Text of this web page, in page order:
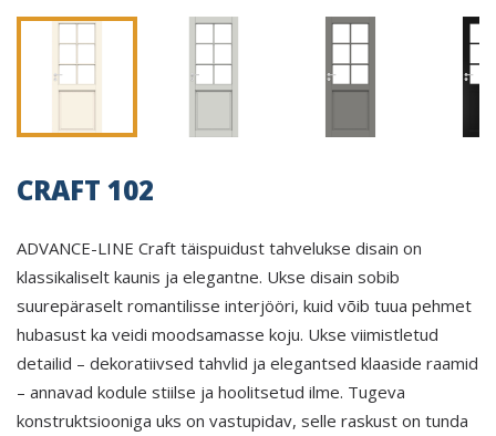
CRAFT 102
ADVANCE-LINE Craft täispuidust tahvelukse disain on
klassikaliselt kaunis ja elegantne. Ukse disain sobib
suurepäraselt romantilisse interjööri, kuid võib tuua pehmet
hubasust ka veidi moodsamasse koju. Ukse viimistletud
detailid – dekoratiivsed tahvlid ja elegantsed klaaside raamid
– annavad kodule stiilse ja hoolitsetud ilme. Tugeva
konstruktsiooniga uks on vastupidav, selle raskust on tunda